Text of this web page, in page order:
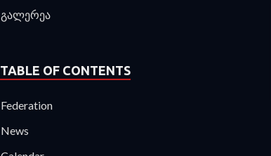
გალერეა
TABLE OF CONTENTS
Federation
News